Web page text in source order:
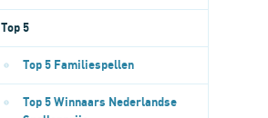
Top 5
Top 5 Familiespellen
Top 5 Winnaars Nederlandse